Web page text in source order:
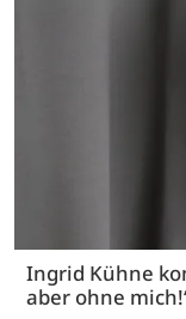
Ingrid Kühne
aber ohne